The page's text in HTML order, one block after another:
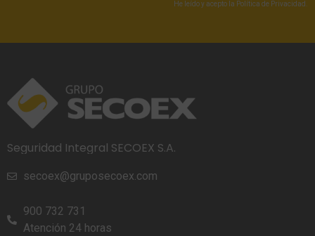
He leídoy acepto la Política de Privacidad
Seguridad Integral SECOEX S.A.
secoex@gruposecoex.com
900 732 731
Atención 24 horas